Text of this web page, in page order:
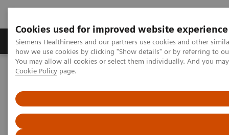
Cookies used for improved website experience
Siemens Healthineers and our partners use cookies and other
how we use cookies by clicking "Show details" or by referring to
You may allow all cookies or select them individually. And you
Cookie Policy page.
Productos y servicios Especialidades clínicas
Home Diagnóstico médico por imagen